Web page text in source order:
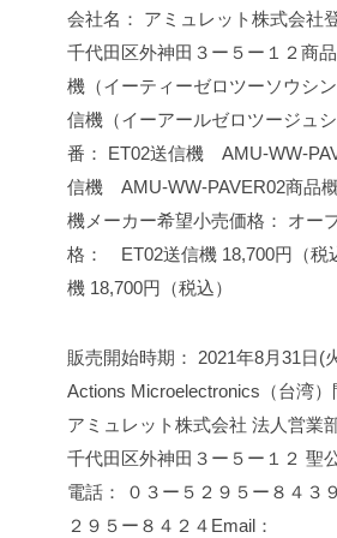
会社名： アミュレット株式会社
千代田区外神田３ー５ー１２ 商
機（イーティーゼロツーソウシ
信機（イーアールゼロツージュシ
番： ET02送信機 AMU-WW-
信機 AMU-WW-PAVER02商品
機 メーカー希望小売価格： オー
格： ET02送信機 18,700円（税
機 18,700円（税込）
販売開始時期： 2021年8月31日(
Actions Microelectronics（台湾）
アミュレット株式会社 法人営業
千代田区外神田３ー５ー１２ 聖
電話： ０３ー５２９５ー８４３９
２９５ー８４２４ Email：